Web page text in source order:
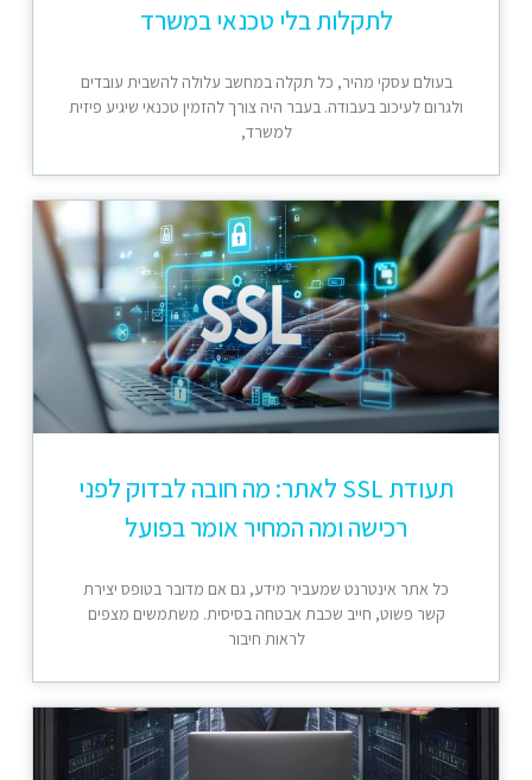
לתקלות בלי טכנאי במשרד
בעולם עסקי מהיר, כל תקלה במחשב עלולה להשבית עובדים
ולגרום לעיכוב בעבודה. בעבר היה צורך להזמין טכנאי שיגיע פיזית
למשרד,
תעודת SSL לאתר: מה חובה לבדוק לפני
רכישה ומה המחיר אומר בפועל
כל אתר אינטרנט שמעביר מידע, גם אם מדובר בטופס יצירת
קשר פשוט, חייב שכבת אבטחה בסיסית. משתמשים מצפים
לראות חיבור